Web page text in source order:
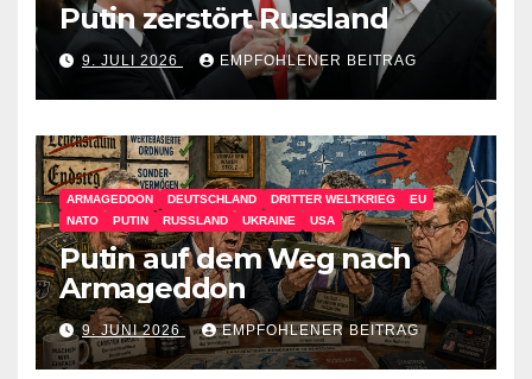
Putin zerstört Russland
9. JULI 2026 EMPFOHLENER BEITRAG
ARMAGEDDON DEUTSCHLAND DRITTER WELTKRIEG
EU
NATO
PUTIN RUSSLAND UKRAINE USA
Putin auf dem Weg nach
Armageddon
9. JUNI 2026 EMPFOHLENER BEITRAG